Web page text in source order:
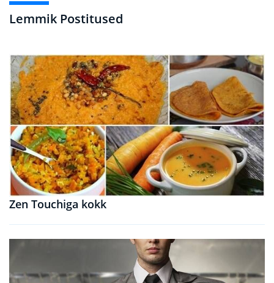
Lemmik Postitused
Zen Touchiga kokk